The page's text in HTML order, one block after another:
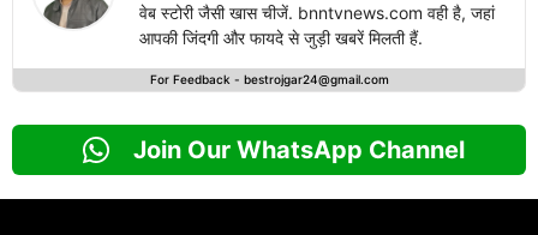
वेब स्टोरी जैसी खास चीजें. bnntvnews.com वही है, जहां
आपकी जिंदगी और फायदे से जुड़ी खबरें मिलती हैं.
For Feedback - bestrojgar24@gmail.com
Join Our WhatsApp Channel